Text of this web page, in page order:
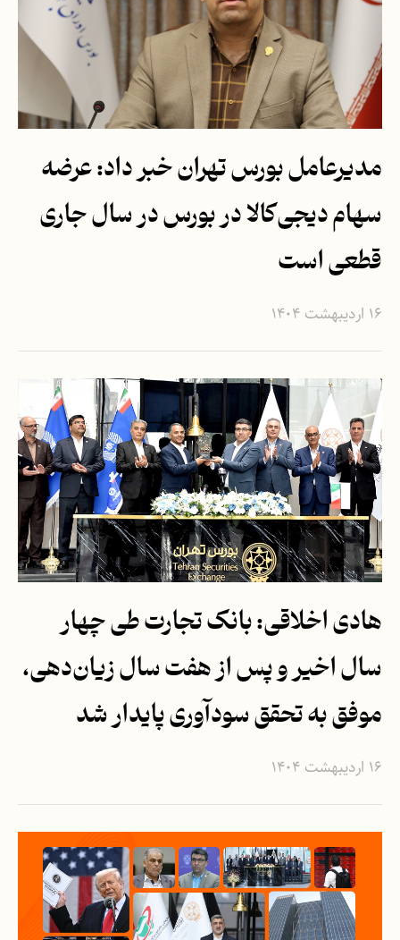
مدیرعامل بورس تهران خبر داد: عرضه
سهام دیجی‌کالا در بورس در سال جاری
قطعی است
۱۶ اردیبهشت ۱۴۰۴
هادی اخلاقی: بانک تجارت طی چهار
سال اخیر و پس از هفت سال زیان‌دهی،
موفق به تحقق سودآوری پایدار شد
۱۶ اردیبهشت ۱۴۰۴